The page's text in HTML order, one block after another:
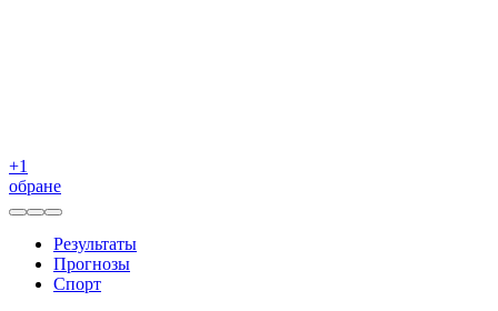
+1
обране
Результаты
Прогнозы
Спорт